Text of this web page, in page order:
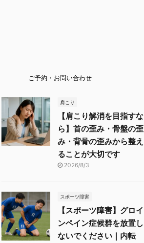
ご予約・お問い合わせ
肩こり
【肩こり解消を目指すな
ら】首の歪み・骨盤の歪
み・背骨の歪みから整え
ることが大切です
2026/8/3
スポーツ障害
【スポーツ障害】グロイ
ンペイン症候群を放置し
ないでください｜内転